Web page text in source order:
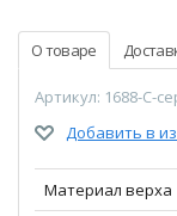
О товаре
Артикул: 1688-C-
Добавить в
Материал верха